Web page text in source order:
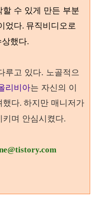
수 있게 만든 부분
었다. 뮤직비디오로
했다.
루고 있다. 노골적으
리비아는 자신의 이
했다. 하지만 매니저가
며 안심시켰다.